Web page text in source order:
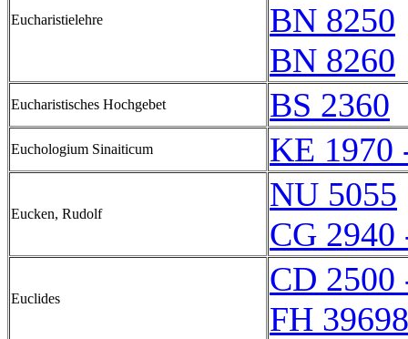
Eucharistielehre
BN 8250
BN 8260
Eucharistisches Hochgebet BS 2360
Euchologium Sinaiticum KE 1970
Eucken, Rudolf
NU 5055
CG 2940
Euclides
CD 2500
FH